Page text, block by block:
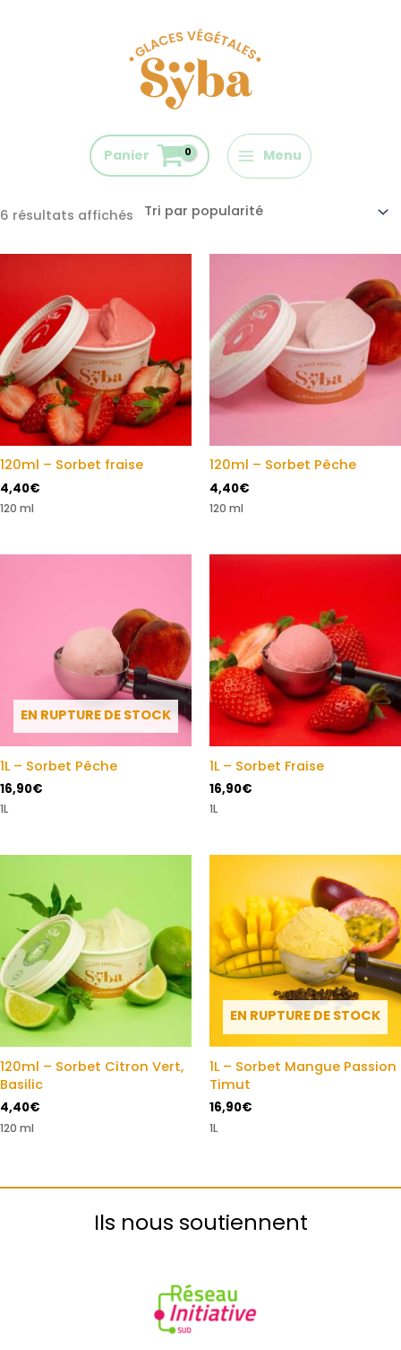
Panier Menu
/ Sorbets
6 résultats affichés
Trié
par
popularité
120ml – Sorbet fraise
4,40€
120 ml
120ml – Sorbet Pêche
4,40€
120 ml
EN RUPTURE DE STOCK
1L – Sorbet Pêche
16,90€
1L
1L – Sorbet Fraise
16,90€
1L
120ml – Sorbet Citron Vert,
Basilic
4,40€
120 ml
EN RUPTURE DE STOCK
1L – Sorbet Mangue Passion
Timut
16,90€
1L
Ils nous soutiennent